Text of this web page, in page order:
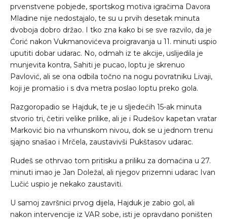
prvenstvene pobjede, sportskog motiva igračima Davora
Mladine nije nedostajalo, te su u prvih desetak minuta
dvoboja dobro držao. I tko zna kako bi se sve razvilo, da je
Ćorić nakon Vukmanovićeva proigravanja u 11. minuti uspio
uputiti dobar udarac. No, odmah iz te akcije, uslijedila je
munjevita kontra, Sahiti je pucao, loptu je skrenuo
Pavlović, ali se ona odbila točno na nogu povratniku Livaji,
koji je promašio i s dva metra poslao loptu preko gola.
Razgoropadio se Hajduk, te je u sljedećih 15-ak minuta
stvorio tri, četiri velike prilike, ali je i Rudešov kapetan vratar
Marković bio na vrhunskom nivou, dok se u jednom trenu
sjajno snašao i Mrčela, zaustavivši Pukštasov udarac.
Rudeš se othrvao tom pritisku a priliku za domaćina u 27.
minuti imao je Jan Doležal, ali njegov prizemni udarac Ivan
Lučić uspio je nekako zaustaviti.
U samoj završnici prvog dijela, Hajduk je zabio gol, ali
nakon intervencije iz VAR sobe, isti je opravdano poništen